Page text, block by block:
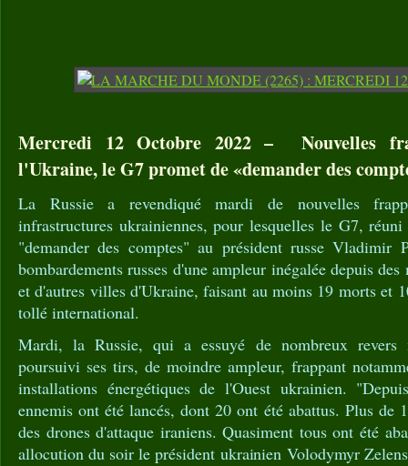
Mercredi 12 Octobre 2022 – Nouvelles
l'Ukraine, le G7 promet de «demander des
La Russie a revendiqué mardi de nouvelles
infrastructures ukrainiennes, pour lesquelles le G7,
"demander des comptes" au président russe Vladimir
bombardements russes d'une ampleur inégalée depuis
et d'autres villes d'Ukraine, faisant au moins 19 morts et
tollé international.
Mardi, la Russie, qui a essuyé de nombreux revers
poursuivi ses tirs, de moindre ampleur, frappant
installations énergétiques de l'Ouest ukrainien.
ennemis ont été lancés, dont 20 ont été abattus. Plus de
des drones d'attaque iraniens. Quasiment tous ont été
allocution du soir le président ukrainien Volodymyr